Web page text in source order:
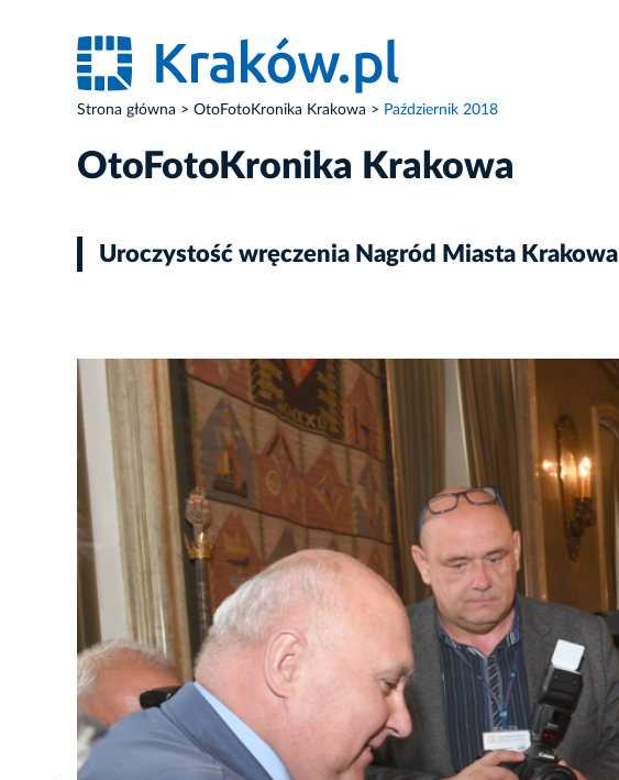
Strona główna OtoFotoKronika Krakowa Październik 2018
OtoFotoKronika Krakowa
Uroczystość wręczenia Nagród Miasta Krakowa